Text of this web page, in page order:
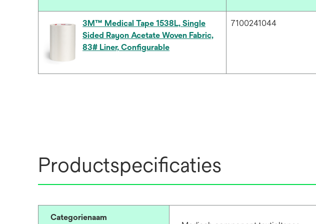
3M™ Medical Tape 1538L, Single
Sided Rayon Acetate Woven Fabric,
83# Liner, Configurable
7100241044
Productspecificaties
Categorienaam